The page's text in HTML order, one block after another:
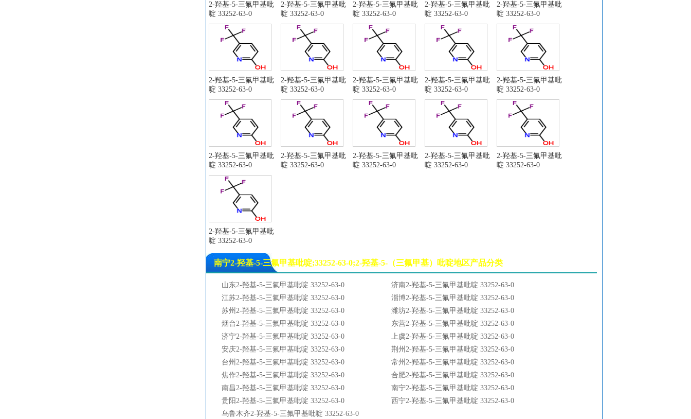
2-羟基-5-三氟甲基吡
啶 33252-63-0
2-羟基-5-三氟甲基吡
啶 33252-63-0
2-羟基-5-三氟甲基吡
啶 33252-63-0
2-羟基-5-三氟甲基吡
啶 33252-63-0
2-羟基-5-三氟甲基吡
啶 33252-63-0
2-羟基-5-三氟甲基吡
啶 33252-63-0
2-羟基-5-三氟甲基吡
啶 33252-63-0
2-羟基-5-三氟甲基吡
啶 33252-63-0
2-羟基-5-三氟甲基吡
啶 33252-63-0
2-羟基-5-三氟甲基吡
啶 33252-63-0
2-羟基-5-三氟甲基吡
啶 33252-63-0
2-羟基-5-三氟甲基吡
啶 33252-63-0
2-羟基-5-三氟甲基吡
啶 33252-63-0
2-羟基-5-三氟甲基吡
啶 33252-63-0
2-羟基-5-三氟甲基吡
啶 33252-63-0
2-羟基-5-三氟甲基吡
啶 33252-63-0
南宁2-羟基-5-三氟甲基吡啶;33252-63-0;2-羟基-5-（三氟甲基）吡啶地区产品分类
山东2-羟基-5-三氟甲基吡啶 33252-63-0
济南2-羟基-5-三氟甲基吡啶 33252-63-0
江苏2-羟基-5-三氟甲基吡啶 33252-63-0
淄博2-羟基-5-三氟甲基吡啶 33252-63-0
苏州2-羟基-5-三氟甲基吡啶 33252-63-0
潍坊2-羟基-5-三氟甲基吡啶 33252-63-0
烟台2-羟基-5-三氟甲基吡啶 33252-63-0
东营2-羟基-5-三氟甲基吡啶 33252-63-0
济宁2-羟基-5-三氟甲基吡啶 33252-63-0
上虞2-羟基-5-三氟甲基吡啶 33252-63-0
安庆2-羟基-5-三氟甲基吡啶 33252-63-0
荆州2-羟基-5-三氟甲基吡啶 33252-63-0
台州2-羟基-5-三氟甲基吡啶 33252-63-0
常州2-羟基-5-三氟甲基吡啶 33252-63-0
焦作2-羟基-5-三氟甲基吡啶 33252-63-0
合肥2-羟基-5-三氟甲基吡啶 33252-63-0
南昌2-羟基-5-三氟甲基吡啶 33252-63-0
南宁2-羟基-5-三氟甲基吡啶 33252-63-0
贵阳2-羟基-5-三氟甲基吡啶 33252-63-0
西宁2-羟基-5-三氟甲基吡啶 33252-63-0
乌鲁木齐2-羟基-5-三氟甲基吡啶 33252-63-0